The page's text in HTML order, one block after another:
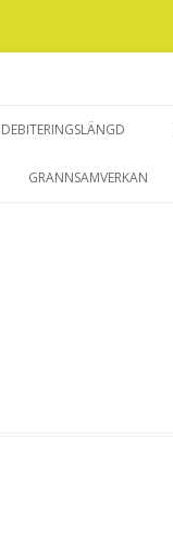
DEBITERINGSLÄNGD
GRANNSAMVERKAN